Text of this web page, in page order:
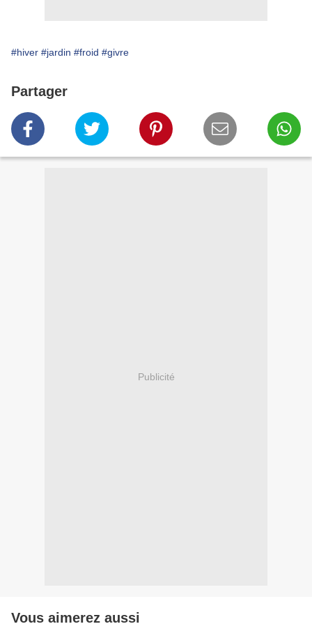
#hiver #jardin #froid #givre
Partager
Publicité
Vous aimerez aussi